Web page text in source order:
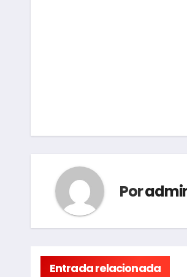
Por
Entrada relacionada